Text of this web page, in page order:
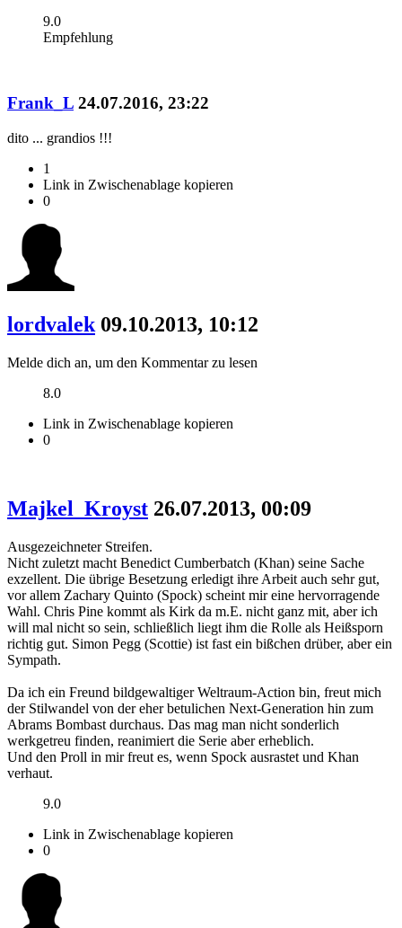
9.0
Empfehlung
Frank_L 24.07.2016, 23:22
dito ... grandios !!!
1
Link in Zwischenablage kopieren
0
lordvalek 09.10.2013, 10:12
Melde dich an, um den Kommentar zu lesen
8.0
Link in Zwischenablage kopieren
0
Majkel_Kroyst 26.07.2013, 00:09
Ausgezeichneter Streifen.
Nicht zuletzt macht Benedict Cumberbatch (Khan) seine Sache
exzellent. Die übrige Besetzung erledigt ihre Arbeit auch sehr gut,
vor allem Zachary Quinto (Spock) scheint mir eine hervorragende
Wahl. Chris Pine kommt als Kirk da m.E. nicht ganz mit, aber ich
will mal nicht so sein, schließlich liegt ihm die Rolle als Heißsporn
richtig gut. Simon Pegg (Scottie) ist fast ein bißchen drüber, aber ein
Sympath.
Da ich ein Freund bildgewaltiger Weltraum-Action bin, freut mich
der Stilwandel von der eher betulichen Next-Generation hin zum
Abrams Bombast durchaus. Das mag man nicht sonderlich
werkgetreu finden, reanimiert die Serie aber erheblich.
Und den Proll in mir freut es, wenn Spock ausrastet und Khan
verhaut.
9.0
Link in Zwischenablage kopieren
0